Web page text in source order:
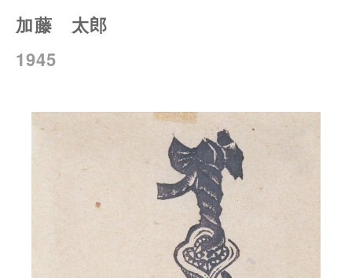
加藤 太郎
1945